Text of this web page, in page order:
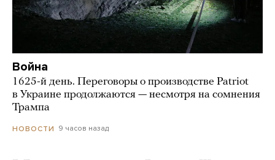
Война
1625-й день. Переговоры о производстве Patriot
в Украине продолжаются — несмотря на сомнения
Трампа
НОВОСТИ 9 часов назад